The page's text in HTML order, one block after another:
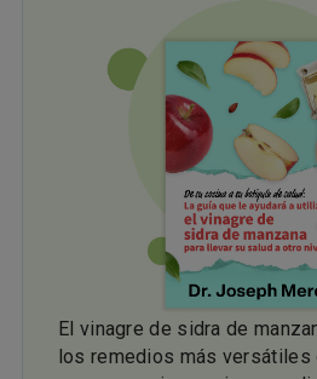
El vinagre de sidra de
los remedios más versátiles